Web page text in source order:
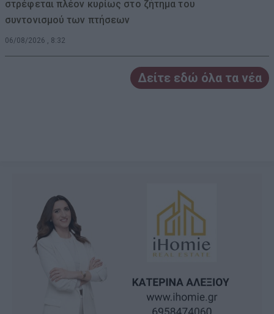
στρέφεται πλέον κυρίως στο ζήτημα του
συντονισμού των πτήσεων
06/08/2026 , 8:32
Δείτε εδώ όλα τα νέα